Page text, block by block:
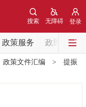
登录
无障碍
搜索
政策服务 政民互动
中央部委动态
政策文件汇编 > 提振